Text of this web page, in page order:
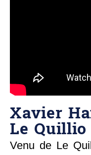
Xavier
Le Quillio
Venu de Le